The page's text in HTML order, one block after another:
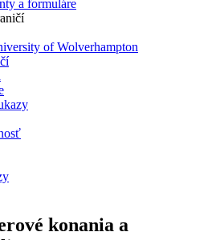
a formuláre
of Wolverhampton
konania a